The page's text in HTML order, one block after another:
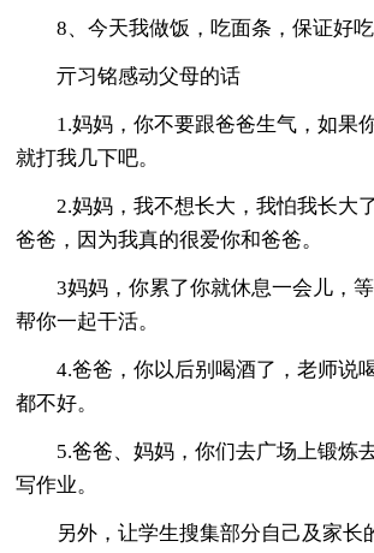
8、今天我做饭，吃面条，保证好
亓习铭感动父母的话
1.妈妈，你不要跟爸爸生气，如果
就打我几下吧。
2.妈妈，我不想长大，我怕我长大
爸爸，因为我真的很爱你和爸爸。
3妈妈，你累了你就休息一会儿，
帮你一起干活。
4.爸爸，你以后别喝酒了，老师说
都不好。
5.爸爸、妈妈，你们去广场上锻炼
写作业。
另外，让学生搜集部分自己及家长